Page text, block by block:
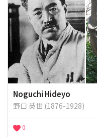
Noguchi Hideyo
野口 英世 (1876-1928)
0